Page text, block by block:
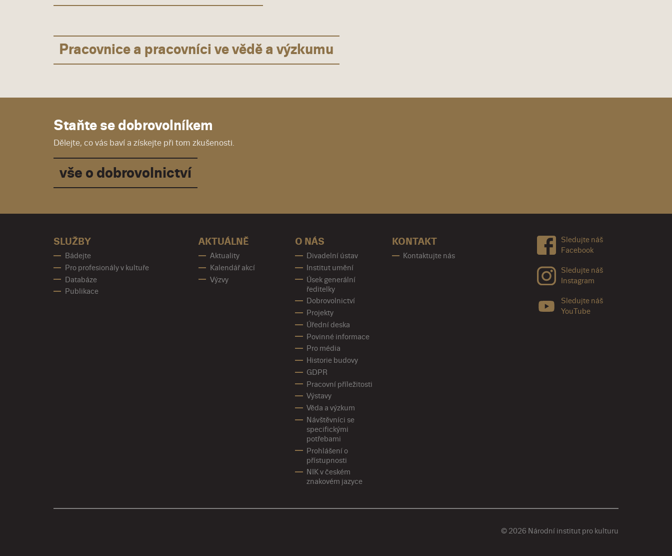
Pracovnice a pracovníci ve vědě a výzkumu
Staňte se dobrovolníkem
Dělejte, co vás baví a získejte při tom zkušenosti.
vše o dobrovolnictví
SLUŽBY
Bádejte
Pro profesionály v kultuře
Databáze
Publikace
AKTUÁLNĚ
Aktuality
Kalendář akcí
Výzvy
O NÁS
Divadelní ústav
Institut umění
Úsek generální
ředitelky
Dobrovolnictví
Projekty
Úřední deska
Povinné informace
Pro média
Historie budovy
GDPR
Pracovní příležitosti
Výstavy
Věda a výzkum
Návštěvníci se
specifickými
potřebami
Prohlášení o
přístupnosti
NIK v českém
znakovém jazyce
KONTAKT
Kontaktujte nás
Sledujte náš
Facebook
Sledujte náš
Instagram
Sledujte náš
YouTube
© 2026 Národní institut pro kulturu